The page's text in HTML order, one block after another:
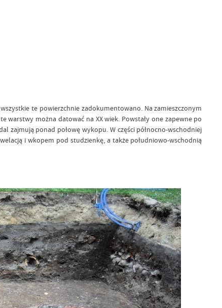
te powierzchnie zadokumentowano. Na zamieszczonym
można datować na XX wiek. Powstały one zapewne po
zajmują ponad połowę wykopu. W części północno-wschodniej
i wkopem pod studzienkę, a także południowo-wschodnią